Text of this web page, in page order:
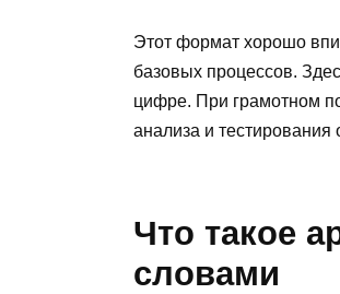
Этот формат хорошо
базовых процессов.
цифре. При грамотном
анализа и тестирования
Что такое
словами